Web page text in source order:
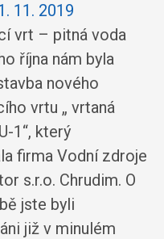
11. 2019
vrt – pitná voda
října nám byla
nového
vrtu „ vrtaná
1“, který
firma Vodní zdroje
s.r.o. Chrudim. O
jste byli
již v minulém